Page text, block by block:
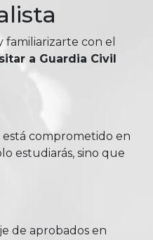
con el
a Guardia Civil
comprometido en
estudiarás, sino que
de aprobados en